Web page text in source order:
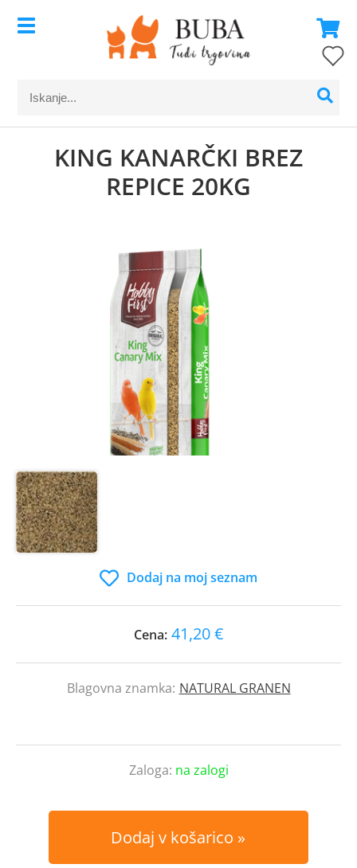
KING KANARČKI BREZ
REPICE 20KG
Dodaj na moj seznam
Cena: 41,20 €
Blagovna znamka: NATURAL GRANEN
Zaloga: na zalogi
Dodaj v košarico